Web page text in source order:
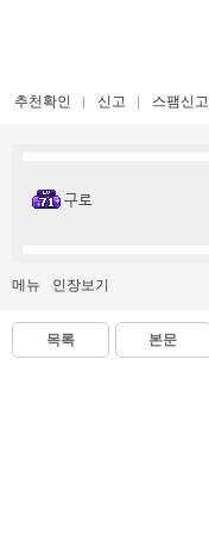
추천확인 신고 스팸신고
구로
메뉴 인장보기
목록 본문